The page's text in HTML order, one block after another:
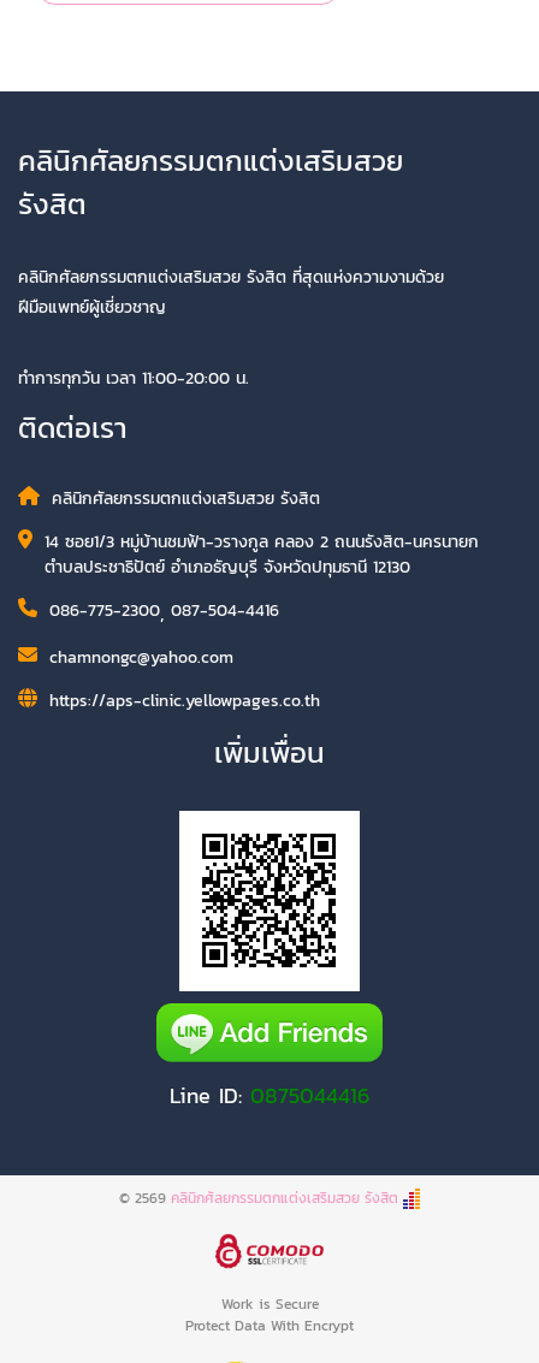
คลินิกศัลยกรรมตกแต่งเสริมสวย
รังสิต
คลินิกศัลยกรรมตกแต่งเสริมสวย รังสิต ที่สุดแห่งความงามด้วย
ฝีมือแพทย์ผู้เชี่ยวชาญ
ทำการทุกวัน เวลา 11:00-20:00 น.
ติดต่อเรา
คลินิกศัลยกรรมตกแต่งเสริมสวย รังสิต
14 ซอย1/3 หมู่บ้านชมฟ้า-วรางกูล คลอง 2 ถนนรังสิต-นครนายก
ตำบลประชาธิปัตย์ อำเภอธัญบุรี จังหวัดปทุมธานี 12130
086-775-2300, 087-504-4416
chamnongc@yahoo.com
https://aps-clinic.yellowpages.co.th
เพิ่มเพื่อน
Line ID: 0875044416
© 2569 คลินิกศัลยกรรมตกแต่งเสริมสวย รังสิต
Work is Secure
Protect Data With Encrypt